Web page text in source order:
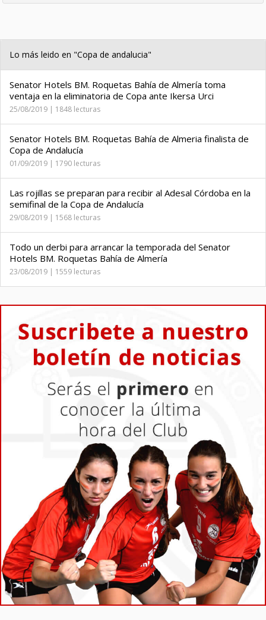
Lo más leido en "Copa de andalucia"
Senator Hotels BM. Roquetas Bahía de Almería toma
ventaja en la eliminatoria de Copa ante Ikersa Urci
25/08/2019 | 1848 lecturas
Senator Hotels BM. Roquetas Bahía de Almeria finalista de
Copa de Andalucía
01/09/2019 | 1790 lecturas
Las rojillas se preparan para recibir al Adesal Córdoba en la
semifinal de la Copa de Andalucía
29/08/2019 | 1568 lecturas
Todo un derbi para arrancar la temporada del Senator
Hotels BM. Roquetas Bahía de Almería
23/08/2019 | 1559 lecturas